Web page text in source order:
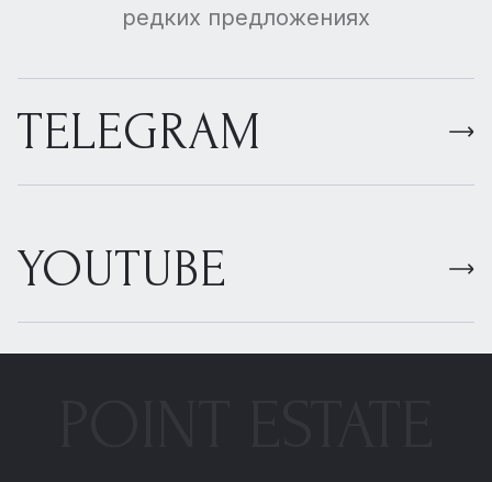
редких предложениях
TELEGRAM
YOUTUBE